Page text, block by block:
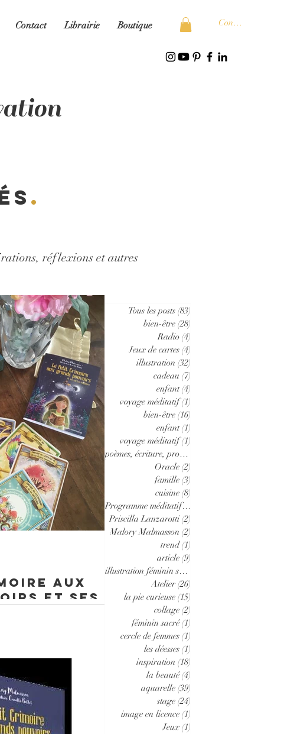
Contact Librairie Boutique Connexion
.
réflexions et autres
aux
et ses
est
Tous les posts (83)
bien-être (28)
Radio (4)
Jeux de cartes (4)
illustration (32)
cadeau (7)
enfant (4)
voyage méditatif (1)
bien-être (16)
enfant (1)
voyage méditatif (1)
poèmes, écriture, proses
Oracle (2)
famille (3)
cuisine (8)
Programme méditatif
(1)
Priscilla Lanzarotti (2)
Malory Malmasson (2)
trend (1)
article (9)
illustration féminin sacré
Atelier (26)
la pie curieuse (15)
collage (2)
féminin sacré (1)
cercle de femmes (1)
les déesses (1)
inspiration (18)
la beauté (4)
aquarelle (39)
stage (24)
image en licence (1)
Jeux (1)